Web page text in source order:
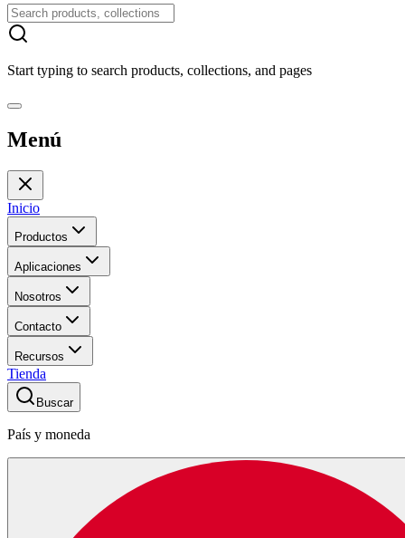
Start typing to search products, collections, and pages
Menú
Inicio
Productos
Aplicaciones
Nosotros
Contacto
Recursos
Tienda
Buscar
País y moneda